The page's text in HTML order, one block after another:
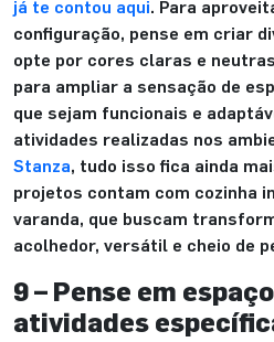
já te contou aqui. Para
configuração, pense em criar
opte por cores claras e
para ampliar a sensação de
que sejam funcionais e
atividades realizadas nos
Stanza, tudo isso fica ainda
projetos contam com cozinha
varanda, que buscam
acolhedor, versátil e cheio de
9 – Pense em
atividades